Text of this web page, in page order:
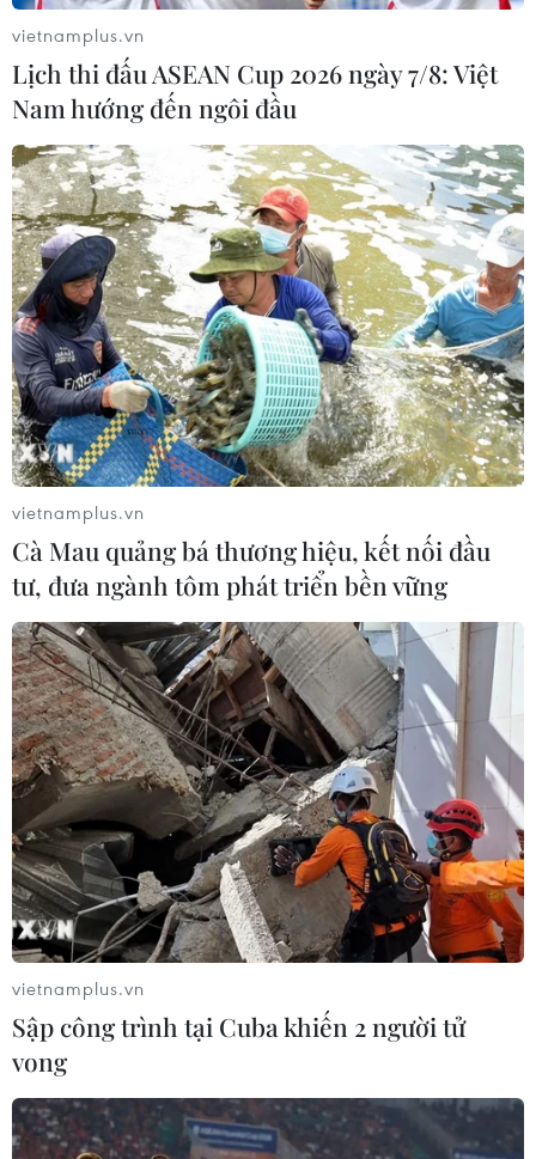
Anh được hình thành thế nào
18/09/2014 07:00
Hiện lá cờ Union Jack của Liên hiệp Vương quốc Anh
được sử dụng từ năm 1801 được ghép từ cờ của Anh,
Scotland và Ireland.
vietnamplus.vn
Lịch thi đấu ASEAN Cup 2026 ngày 7/8: Việt
Nam hướng đến ngôi đầu
vietnamplus.vn
Cà Mau quảng bá thương hiệu, kết nối đầu
tư, đưa ngành tôm phát triển bền vững
vietnamplus.vn
Sập công trình tại Cuba khiến 2 người tử
vong